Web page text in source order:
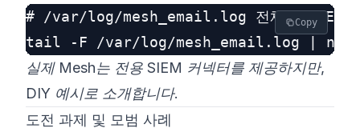
# /var/log/mesh_email.log 전체를 SIEM
Copy
실제 Mesh는 전용 SIEM 커넥터를 제공하지만,
DIY 예시로 소개합니다.
도전 과제 및 모범 사례